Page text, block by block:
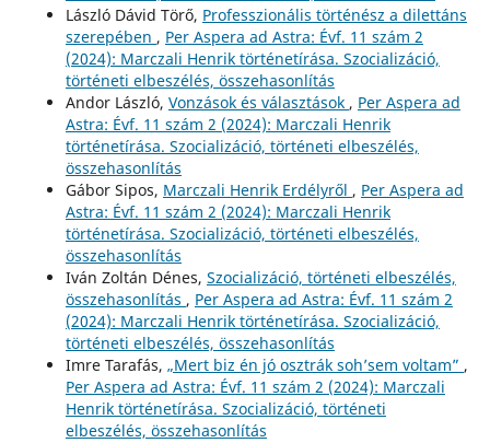
László Dávid Törő, Professzionális történész a dilettáns
szerepében , Per Aspera ad Astra: Évf. 11 szám 2
(2024): Marczali Henrik történetírása. Szocializáció,
történeti elbeszélés, összehasonlítás
Andor László, Vonzások és választások , Per Aspera ad
Astra: Évf. 11 szám 2 (2024): Marczali Henrik
történetírása. Szocializáció, történeti elbeszélés,
összehasonlítás
Gábor Sipos, Marczali Henrik Erdélyről , Per Aspera ad
Astra: Évf. 11 szám 2 (2024): Marczali Henrik
történetírása. Szocializáció, történeti elbeszélés,
összehasonlítás
Iván Zoltán Dénes, Szocializáció, történeti elbeszélés,
összehasonlítás , Per Aspera ad Astra: Évf. 11 szám 2
(2024): Marczali Henrik történetírása. Szocializáció,
történeti elbeszélés, összehasonlítás
Imre Tarafás, „Mert biz én jó osztrák soh’sem voltam” ,
Per Aspera ad Astra: Évf. 11 szám 2 (2024): Marczali
Henrik történetírása. Szocializáció, történeti
elbeszélés, összehasonlítás